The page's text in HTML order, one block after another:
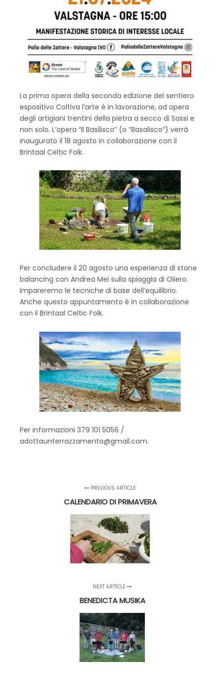
La prima opera della seconda edizione del sentiero
espositivo Coltiva l’arte è in lavorazione, ad opera
degli artigiani trentini della pietra a secco di Sassi e
non solo. L’opera “Il Basilisco” (o “Basalisco”) verrà
inaugurato il 18 agosto in collaborazione con il
Brintaal Celtic Folk.
Per concludere il 20 agosto una esperienza di stone
balancing con Andrea Mei sulla spiaggia di Oliero.
Impareremo le tecniche di base dell’equilibrio.
Anche questo appuntamento è in collaborazione
con il Brintaal Celtic Folk.
Per informazioni 379 101 5056 /
adottaunterrazzamento@gmail.com.
PREVIOUS ARTICLE
CALENDARIO DI PRIMAVERA
NEXT ARTICLE
BENEDICTA MUSIKA